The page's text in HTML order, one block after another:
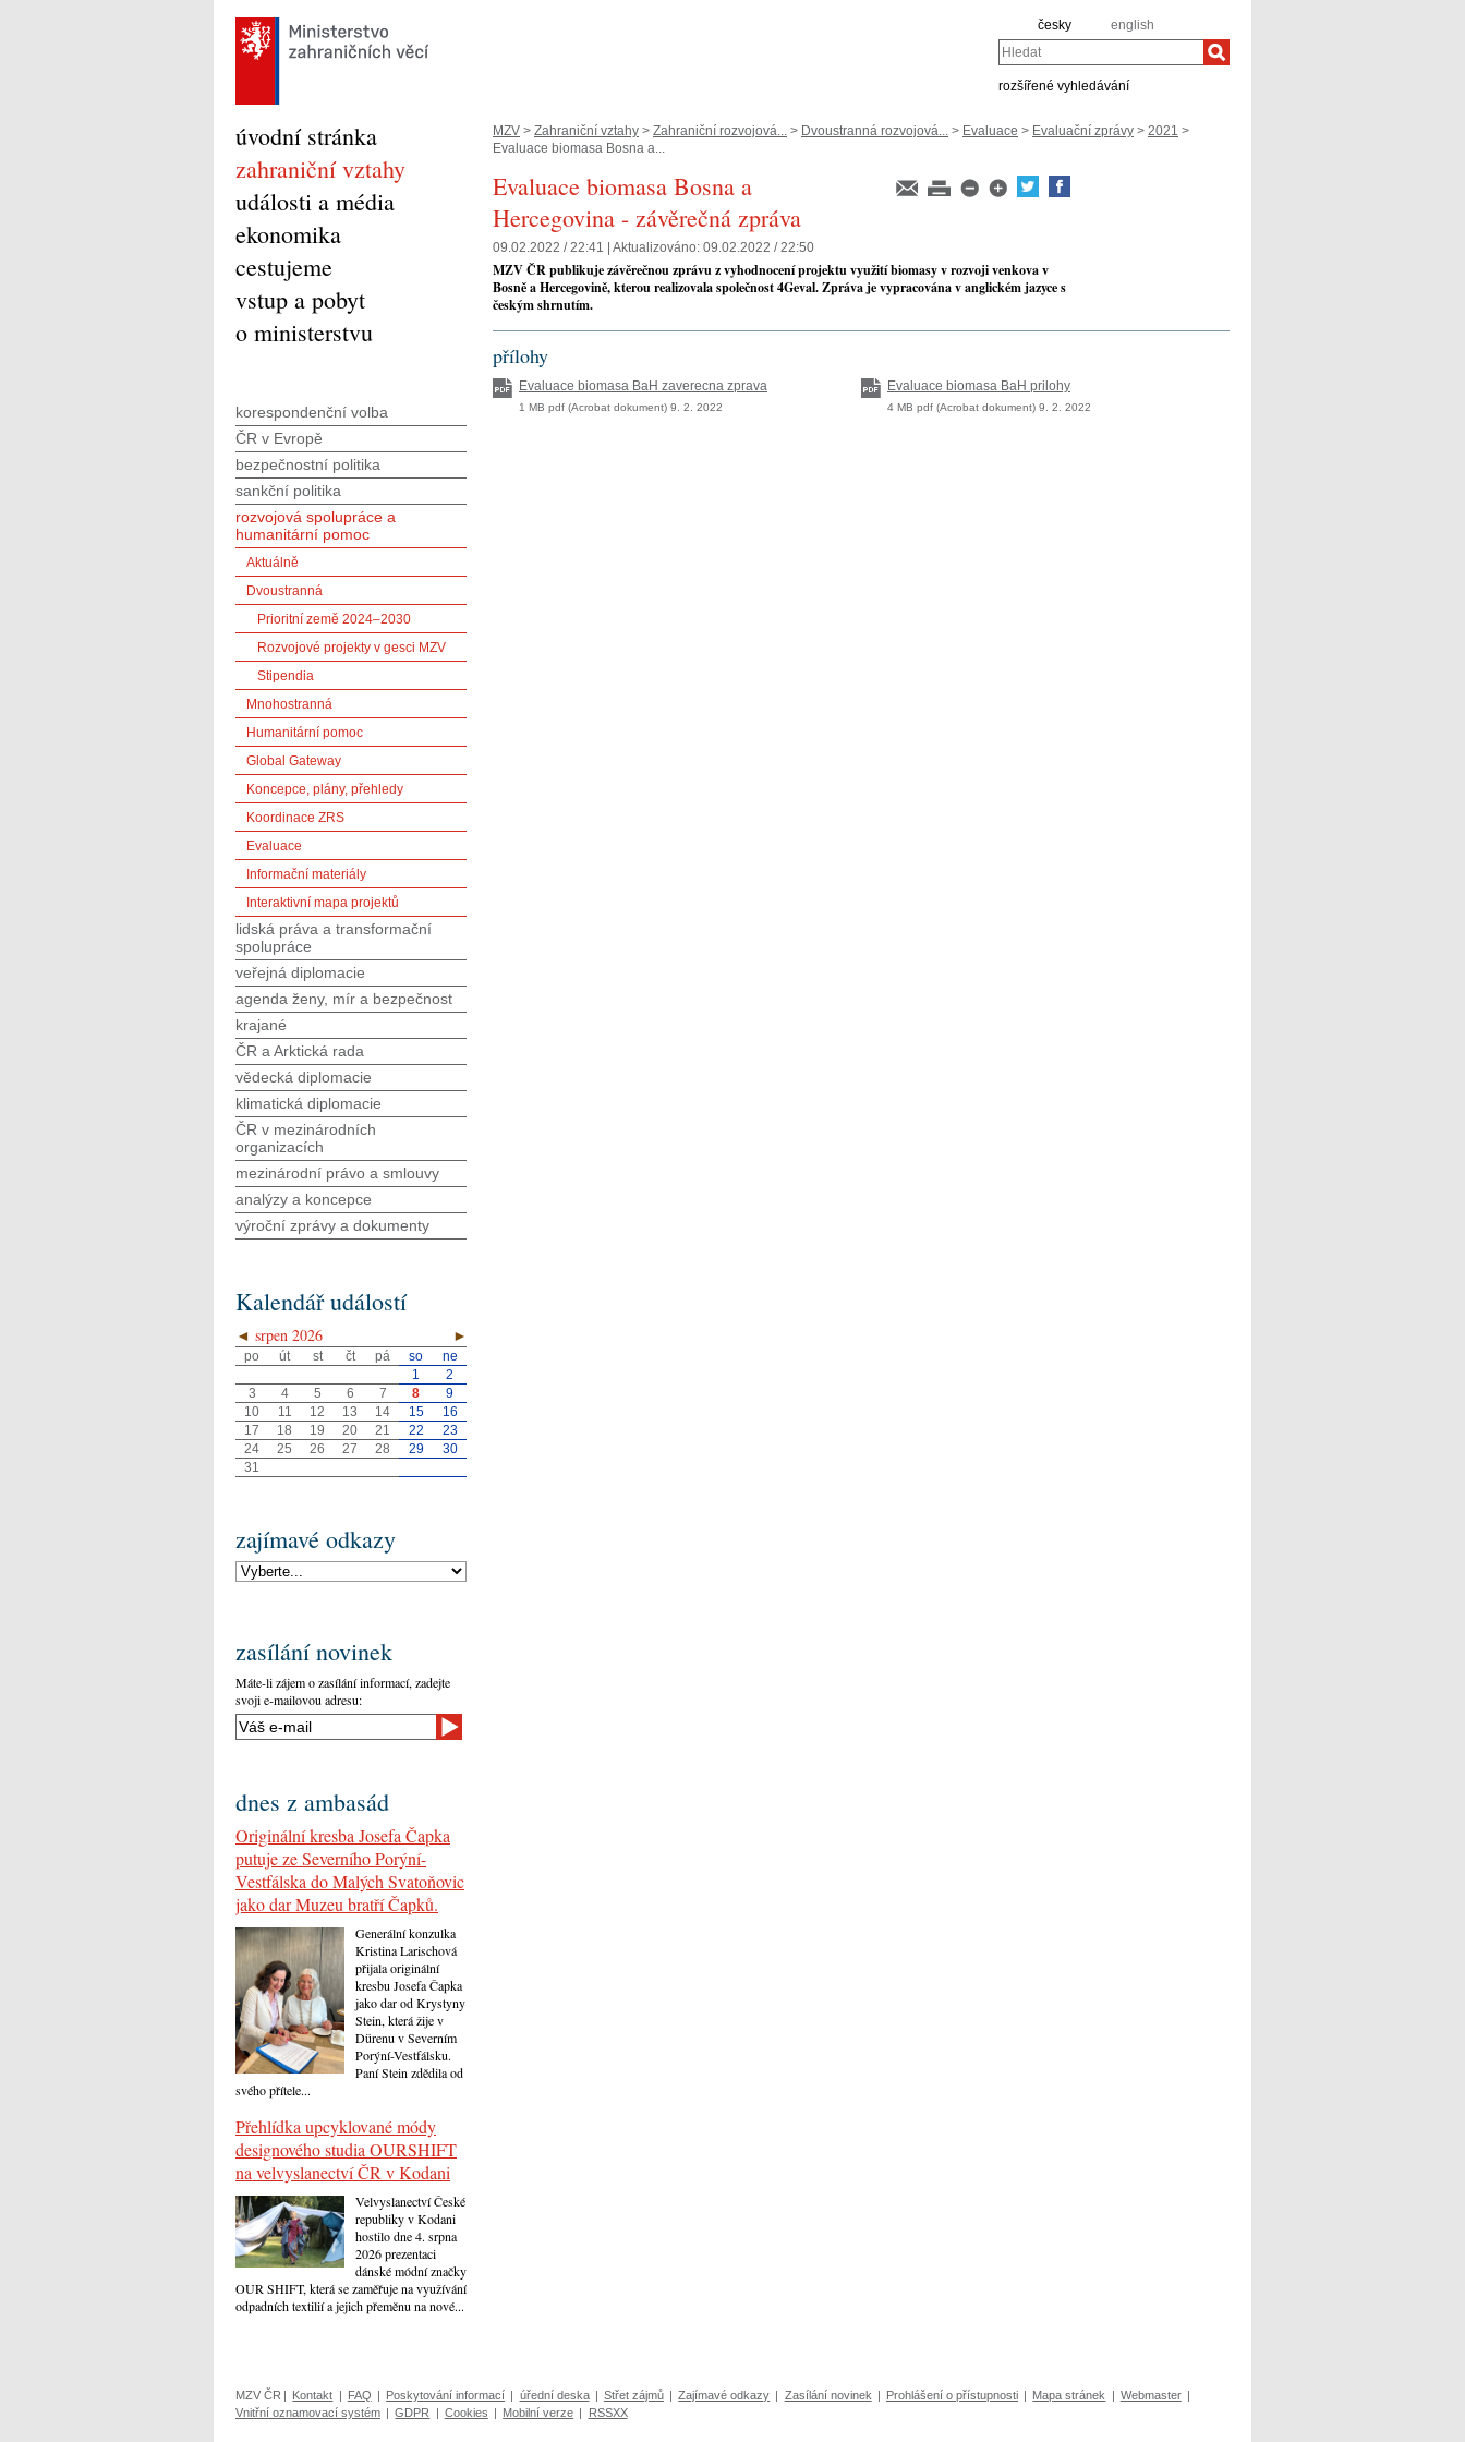
česky english
Hledat
rozšířené vyhledávání
MZV > Zahraniční vztahy > Zahraniční rozvojová... > Dvoustranná rozvojová... > Evaluace > Evaluační zprávy > 2021 >
Evaluace biomasa Bosna a...
Evaluace biomasa Bosna a
Hercegovina - závěrečná zpráva
09.02.2022 / 22:41 | Aktualizováno: 09.02.2022 / 22:50
MZV ČR publikuje závěrečnou zprávu z vyhodnocení projektu využití biomasy v rozvoji venkova v
Bosně a Hercegovině, kterou realizovala společnost 4Geval. Zpráva je vypracována v anglickém jazyce s
českým shrnutím.
přílohy
Evaluace biomasa BaH zaverecna zprava
1 MB pdf (Acrobat dokument) 9. 2. 2022
Evaluace biomasa BaH prilohy
4 MB pdf (Acrobat dokument) 9. 2. 2022
úvodní stránka
zahraniční vztahy
události a média
ekonomika
cestujeme
vstup a pobyt
o ministerstvu
korespondenční volba
ČR v Evropě
bezpečnostní politika
sankční politika
rozvojová spolupráce a
humanitární pomoc
Aktuálně
Dvoustranná
Prioritní země 2024–2030
Rozvojové projekty v gesci MZV
Stipendia
Mnohostranná
Humanitární pomoc
Global Gateway
Koncepce, plány, přehledy
Koordinace ZRS
Evaluace
Informační materiály
Interaktivní mapa projektů
lidská práva a transformační
spolupráce
veřejná diplomacie
agenda ženy, mír a bezpečnost
krajané
ČR a Arktická rada
vědecká diplomacie
klimatická diplomacie
ČR v mezinárodních
organizacích
mezinárodní právo a smlouvy
analýzy a koncepce
výroční zprávy a dokumenty
Kalendář událostí
◄ ►
srpen 2026
po út st čt pá so
ne
1
2
3
4 5 6 7 8
9
10
11 12 13 14 15
16
17
18 19 20 21 22
23
24
25 26 27 28 29
30
31
zajímavé odkazy
zasílání novinek
Máte-li zájem o zasílání informací, zadejte
svoji e-mailovou adresu:
dnes z ambasád
Originální kresba Josefa Čapka
putuje ze Severního Porýní-
Vestfálska do Malých Svatoňovic
jako dar Muzeu bratří Čapků.
Generální konzulka
Kristina Larischová
přijala originální
kresbu Josefa Čapka
jako dar od Krystyny
Stein, která žije v
Dürenu v Severním
Porýní-Vestfálsku.
Paní Stein zdědila od
svého přítele...
Přehlídka upcyklované módy
designového studia OURSHIFT
na velvyslanectví ČR v Kodani
Velvyslanectví České
republiky v Kodani
hostilo dne 4. srpna
2026 prezentaci
dánské módní značky
OUR SHIFT, která se zaměřuje na využívání
odpadních textilií a jejich přeměnu na nové...
MZV ČR | Kontakt | FAQ | Poskytování informací | úřední deska | Střet zájmů | Zajímavé odkazy | Zasílání novinek | Prohlášení o přístupnosti | Mapa stránek | Webmaster |
Vnitřní oznamovací systém | GDPR | Cookies | Mobilní verze | RSSXX